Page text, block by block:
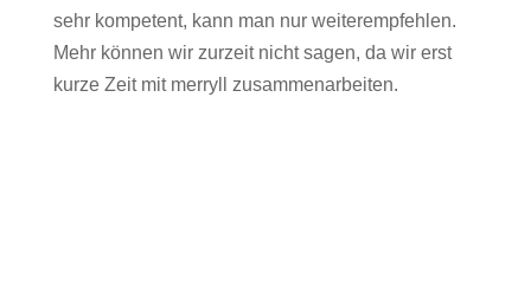
sehr kompetent, kann man nur weiterempfehlen.
Mehr können wir zurzeit nicht sagen, da wir erst
kurze Zeit mit merryll zusammenarbeiten.